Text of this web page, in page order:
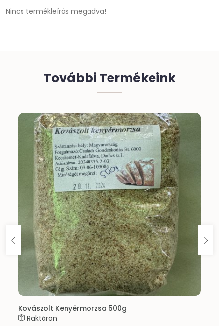
Nincs termékleírás megadva!
További Termékeink
Kovászolt Kenyérmorzsa 500g
Raktáron